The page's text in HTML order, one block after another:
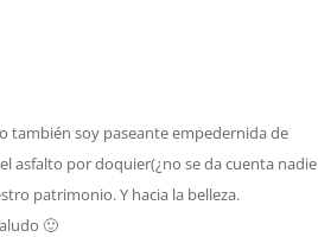
también soy paseante empedernida de
asfalto por doquier(¿no se da cuenta nadie
patrimonio. Y hacia la belleza.
🙂